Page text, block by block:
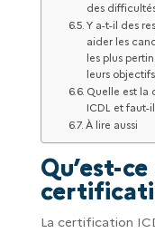
des
Y a-t-il des
aider les
les plus
leurs
Quelle est la
ICDL et faut-
À lire aussi
Qu’est-
La certification